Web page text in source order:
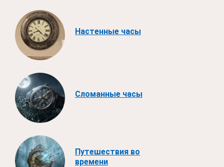
Настенные часы
Сломанные часы
Путешествия во
времени